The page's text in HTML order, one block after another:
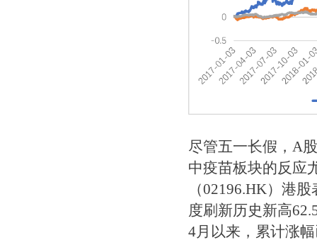
尽管五一长假，A
中疫苗板块的反应
（02196.HK）港
度刷新历史新高
4月以来，累计涨